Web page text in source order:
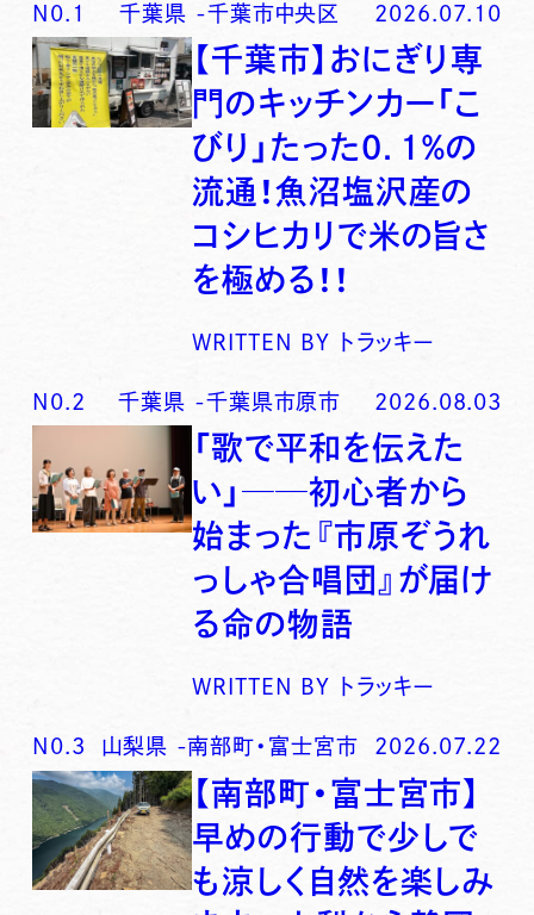
N0. 1 千葉県 -千葉市中央区 2026.07.10
【千葉市】おにぎり専
門のキッチンカー「こ
びり」たった0．1％の
流通！魚沼塩沢産の
コシヒカリで米の旨さ
を極める！！
WRITTEN BY トラッキー
N0. 2 千葉県 -千葉県市原市 2026.08.03
「歌で平和を伝えた
い」──初心者から
始まった『市原ぞうれ
っしゃ合唱団』が届け
る命の物語
WRITTEN BY トラッキー
N0. 3 山梨県 -南部町・富士宮市 2026.07.22
【南部町・富士宮市】
早めの行動で少しで
も涼しく自然を楽しみ